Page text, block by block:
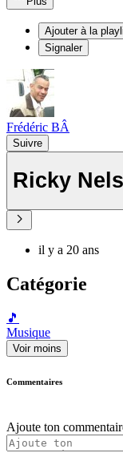
Ajouter à la
Signaler
Frédéric BÂ
Suivre
Ricky
il y a 20 ans
Catégorie
🎵
Musique
Voir moins
Commentaires
Ajoute ton